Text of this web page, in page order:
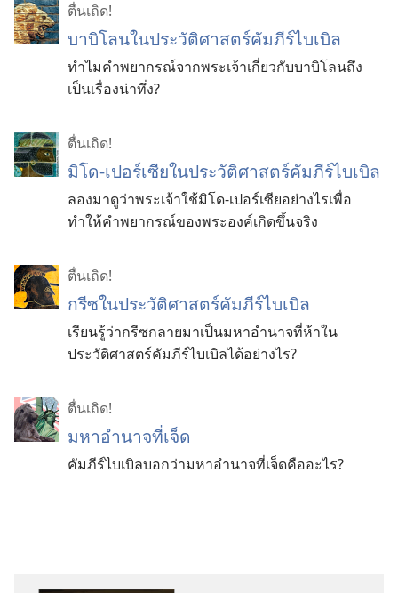
ตื่นเถิด!
บาบิโลนในประวัติศาสตร์คัมภีร์ไบเบิล
ทำไมคำพยากรณ์จากพระเจ้าเกี่ยวกับบาบิโลนถึง
เป็นเรื่องน่าทึ่ง?
ตื่นเถิด!
มิโด-เปอร์เซียในประวัติศาสตร์คัมภีร์ไบเบิล
ลองมาดูว่าพระเจ้าใช้มิโด-เปอร์เซียอย่างไรเพื่อ
ทำให้คำพยากรณ์ของพระองค์เกิดขึ้นจริง
ตื่นเถิด!
กรีซในประวัติศาสตร์คัมภีร์ไบเบิล
เรียนรู้ว่ากรีซกลายมาเป็นมหาอำนาจที่ห้าใน
ประวัติศาสตร์คัมภีร์ไบเบิลได้อย่างไร?
ตื่นเถิด!
มหาอำนาจที่เจ็ด
คัมภีร์ไบเบิลบอกว่ามหาอำนาจที่เจ็ดคืออะไร?